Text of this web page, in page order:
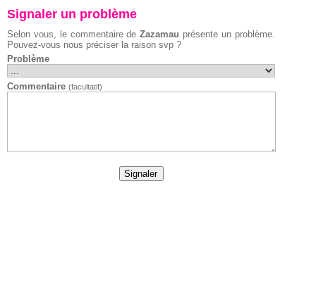
Signaler un problème
Selon vous, le commentaire deZazamau présente un problème.
Pouvez-vous nous préciser la raison svp ?
Problème
Commentaire (facultatif)